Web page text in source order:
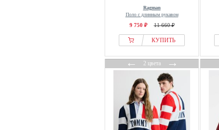
Ragman
Поло с длинным рукавом
9 750 ₽ 11 660 ₽
КУПИТЬ
←2 цвета→